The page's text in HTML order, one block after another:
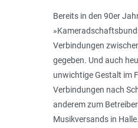
Bereits in den 90er
Verbindungen
gegeben. Und auch
unwichtige Gestalt im
Verbindungen nach
anderem zum
Musikversands in